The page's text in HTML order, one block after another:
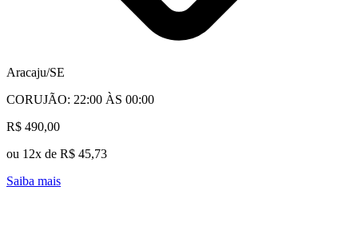
Aracaju/SE
CORUJÃO: 22:00 ÀS 00:00
R$ 490,00
ou 12x de R$ 45,73
Saiba mais